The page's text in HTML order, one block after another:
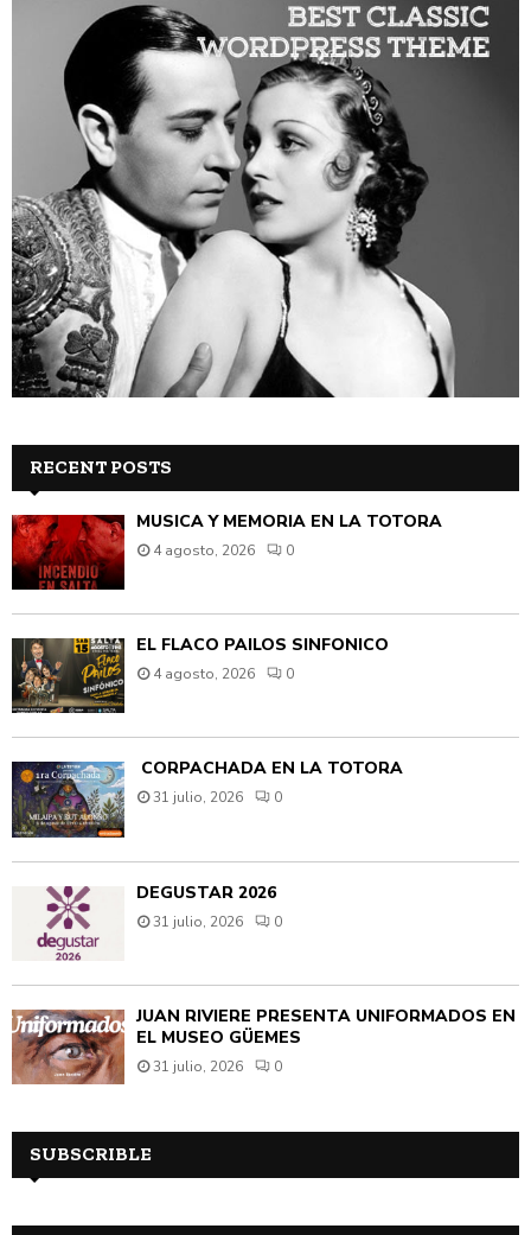
RECENT POSTS
MÚSICA Y MEMORIA EN LA TOTORA
4 agosto, 2026 0
EL FLACO PAILOS SINFÓNICO
4 agosto, 2026 0
CORPACHADA EN LA TOTORA
31 julio, 2026 0
DEGUSTAR 2026
31 julio, 2026 0
JUAN RIVIÈRE PRESENTA UNIFORMADOS EN
EL MUSEO GÜEMES
31 julio, 2026 0
SUBSCRIBLE